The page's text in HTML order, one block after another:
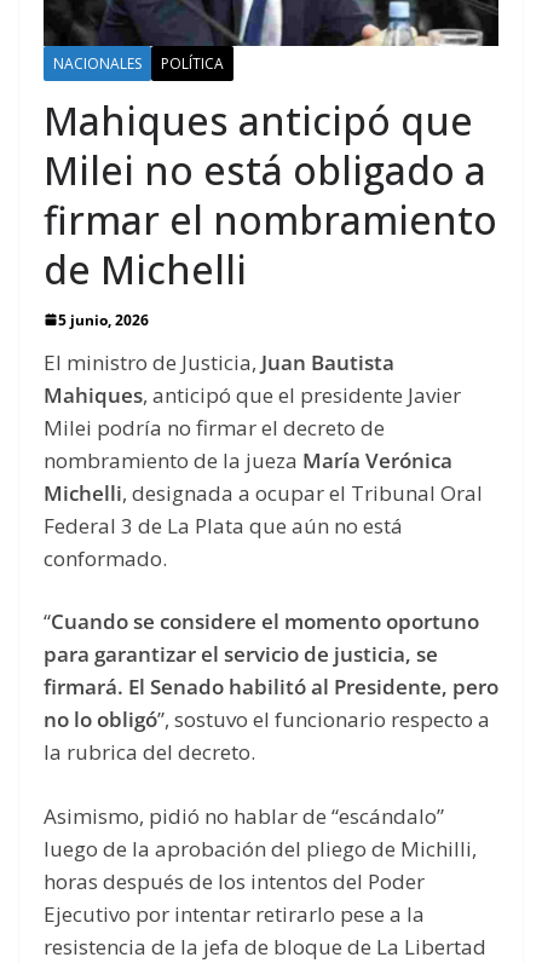
NACIONALES POLÍTICA
Mahiques anticipó que
Milei no está obligado a
firmar el nombramiento
de Michelli
5 junio, 2026
El ministro de Justicia, Juan Bautista
Mahiques, anticipó que el presidente Javier
Milei podría no firmar el decreto de
nombramiento de la jueza María Verónica
Michelli, designada a ocupar el Tribunal Oral
Federal 3 de La Plata que aún no está
conformado.
“Cuando se considere el momento oportuno
para garantizar el servicio de justicia, se
firmará. El Senado habilitó al Presidente, pero
no lo obligó”, sostuvo el funcionario respecto a
la rubrica del decreto.
Asimismo, pidió no hablar de “escándalo”
luego de la aprobación del pliego de Michilli,
horas después de los intentos del Poder
Ejecutivo por intentar retirarlo pese a la
resistencia de la jefa de bloque de La Libertad